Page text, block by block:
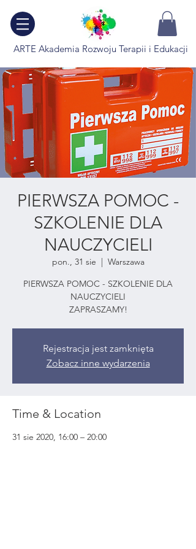
ARTE Akademia Rozwoju Terapii i Edukacji
PIERWSZA POMOC -
SZKOLENIE DLA
NAUCZYCIELI
pon., 31 sie
  |
Warszawa
PIERWSZA POMOC - SZKOLENIE DLA
NAUCZYCIELI
ZAPRASZAMY!
Rejestracja jest zamknięta
Zobacz inne wydarzenia
Time & Location
31 sie 2020, 16:00 – 20:00